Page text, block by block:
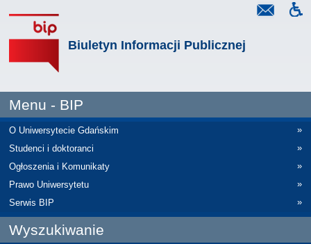
Biuletyn Informacji Publicznej
Menu - BIP
O Uniwersytecie Gdańskim
»
Studenci i doktoranci
»
Ogłoszenia i Komunikaty
»
Prawo Uniwersytetu
»
Serwis BIP
»
Wyszukiwanie